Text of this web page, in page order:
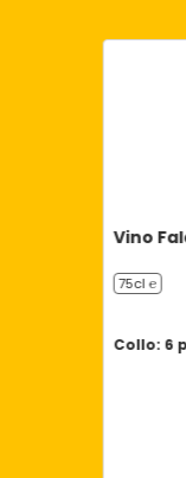
Vino
75cl ℮
Collo: 6